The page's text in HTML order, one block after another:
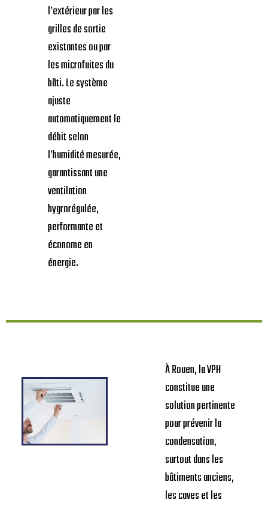
l’extérieur par les
grilles de sortie
existantes ou par
les microfuites du
bâti. Le système
ajuste
automatiquement le
débit selon
l’humidité mesurée,
garantissant une
ventilation
hygrorégulée,
performante et
économe en
énergie.
À Rouen, la VPH
constitue une
solution pertinente
pour prévenir la
condensation,
surtout dans les
bâtiments anciens,
les caves et les